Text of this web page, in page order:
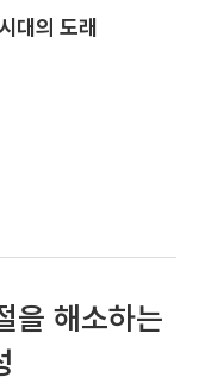
대의 도래
을 해소하는